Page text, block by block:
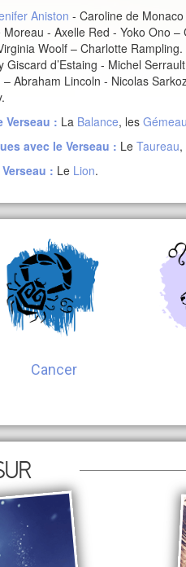
Aniston - Caroline de
- Axelle Red - Yoko Ono
Woolf – Charlotte Rampling.
d’Estaing - Michel
Abraham Lincoln - Nicolas
Verseau : La Balance, les
avec leVerseau : Le Taureau,
Verseau : Le Lion.
Cancer